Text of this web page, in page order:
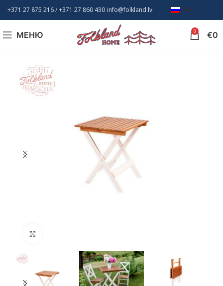
+371 27 875 216/ +371 27 860 430 info@folkland.lv RU
МЕНЮ 0 €0